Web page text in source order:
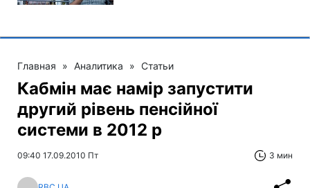
Главная » Аналитика » Статьи
Кабмін має намір запустити
другий рівень пенсійної
системи в 2012 р
09:40 17.09.2010 Пт 3 мин